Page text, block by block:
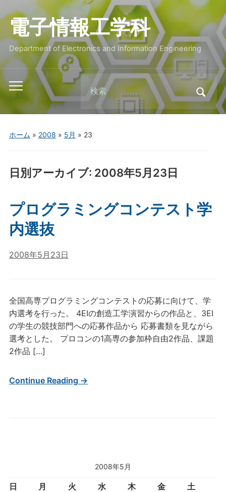
電子情報工学科
Department of Electronics and Information Engineering
Toggle
mobile
menu
Search
for:
ホーム » 2008 » 5月 » 23
日別アーカイブ: 2008年5月23日
2008年5月
日 月 火 水 木 金
土
プログラミングコンテスト学
内選抜
2008年5月23日
全国高専プログラミングコンテストの応募に向けて、学
内選考を行った。 4EIの創造工学演習からの作品と、3EI
の学生の競技部門への応募作品から 応募書類を見ながら
選考とした。 プロコンの1高専の参加枠自由2作品、課題
2作品 […]
Continue Reading →